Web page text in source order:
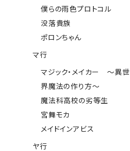
僕らの雨色プロトコル
没落貴族
ポロンちゃん
マ行
マジック・メイカー ～異世
界魔法の作り方～
魔法科高校の劣等生
宮舞モカ
メイドインアビス
ヤ行